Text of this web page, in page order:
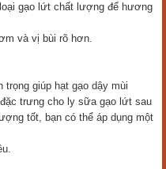
gạo lứt chất lượng để hương
và vị bùi rõ hơn.
trọng giúp hạt gạo dậy mùi
trưng cho ly sữa gạo lứt sau
tốt, bạn có thể áp dụng một